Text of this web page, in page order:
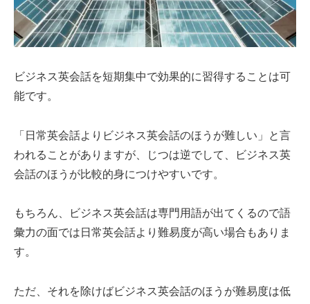
ビジネス英会話を短期集中で効果的に習得することは可
能です。
「日常英会話よりビジネス英会話のほうが難しい」と言
われることがありますが、じつは逆でして、ビジネス英
会話のほうが比較的身につけやすいです。
もちろん、ビジネス英会話は専門用語が出てくるので語
彙力の面では日常英会話より難易度が高い場合もありま
す。
ただ、それを除けばビジネス英会話のほうが難易度は低